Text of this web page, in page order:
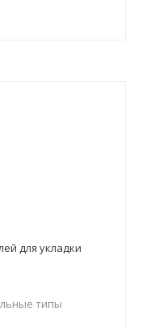
для укладки
типы